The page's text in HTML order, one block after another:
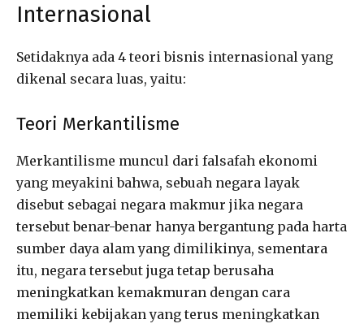
Internasional
Setidaknya ada 4 teori bisnis internasional yang
dikenal secara luas, yaitu:
Teori Merkantilisme
Merkantilisme muncul dari falsafah ekonomi
yang meyakini bahwa, sebuah negara layak
disebut sebagai negara makmur jika negara
tersebut benar-benar hanya bergantung pada harta
sumber daya alam yang dimilikinya, sementara
itu, negara tersebut juga tetap berusaha
meningkatkan kemakmuran dengan cara
memiliki kebijakan yang terus meningkatkan